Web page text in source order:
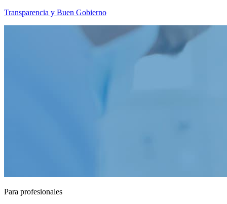
Transparencia y Buen Gobierno
Para profesionales